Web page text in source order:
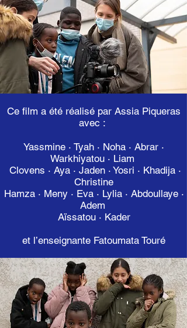
Ce film a été réalisé par Assia Piqueras
avec :
Yassmine · Tyah · Noha · Abrar ·
Warkhiyatou · Liam
Clovens · Aya · Jaden · Yosri · Khadija ·
Christine
Hamza · Meny · Eva · Lylia · Abdoullaye ·
Adem
Aïssatou · Kader
et l’enseignante Fatoumata Touré​​